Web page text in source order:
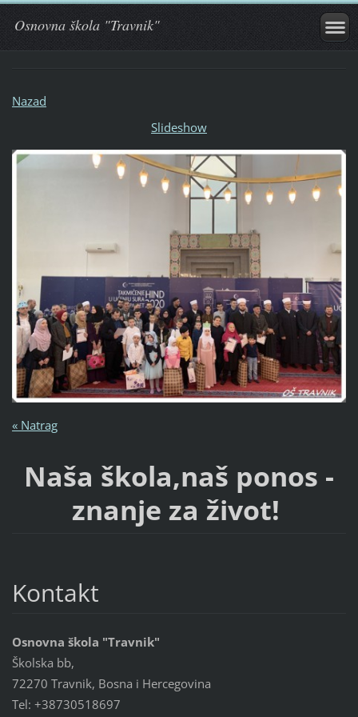
Osnovna škola "Travnik"
Nazad
Slideshow
« Natrag
Naša škola,naš ponos -
znanje za život!
Kontakt
Osnovna škola "Travnik"
Školska bb,
72270 Travnik, Bosna i Hercegovina
Tel: +38730518697